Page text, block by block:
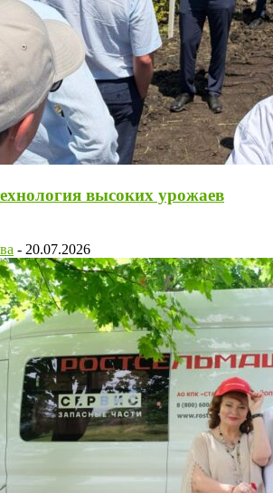
высоких урожаев
- 20.07.2026